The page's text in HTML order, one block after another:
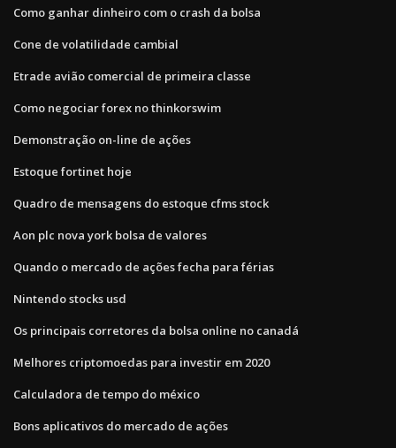
Como ganhar dinheiro com o crash da bolsa
Cone de volatilidade cambial
Etrade avião comercial de primeira classe
Como negociar forex no thinkorswim
Demonstração on-line de ações
Estoque fortinet hoje
Quadro de mensagens do estoque cfms stock
Aon plc nova york bolsa de valores
Quando o mercado de ações fecha para férias
Nintendo stocks usd
Os principais corretores da bolsa online no canadá
Melhores criptomoedas para investir em 2020
Calculadora de tempo do méxico
Bons aplicativos do mercado de ações